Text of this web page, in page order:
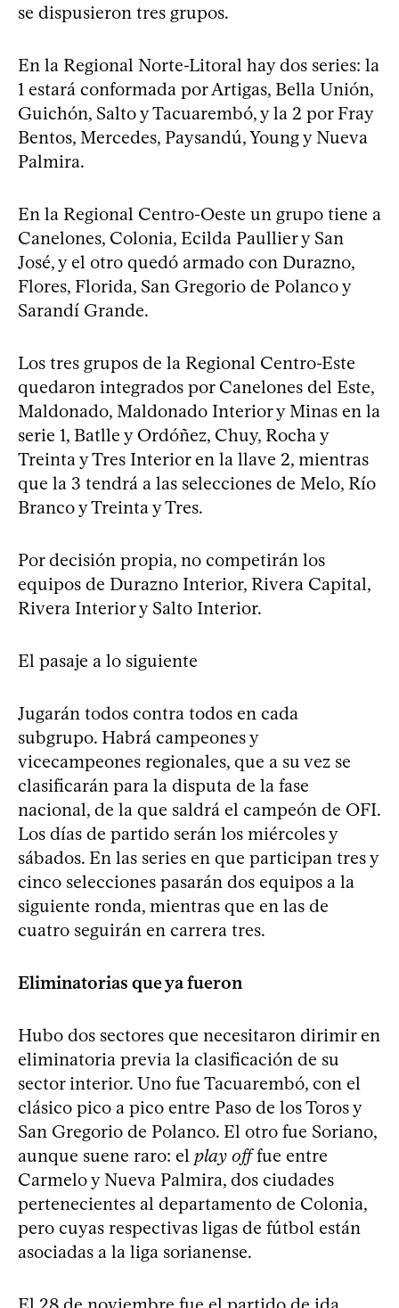
se dispusieron tres grupos.
En la Regional Norte-Litoral hay dos series: la
1 estará conformada por Artigas, Bella Unión,
Guichón, Salto y Tacuarembó, y la 2 por Fray
Bentos, Mercedes, Paysandú, Young y Nueva
Palmira.
En la Regional Centro-Oeste un grupo tiene a
Canelones, Colonia, Ecilda Paullier y San
José, y el otro quedó armado con Durazno,
Flores, Florida, San Gregorio de Polanco y
Sarandí Grande.
Los tres grupos de la Regional Centro-Este
quedaron integrados por Canelones del Este,
Maldonado, Maldonado Interior y Minas en la
serie 1, Batlle y Ordóñez, Chuy, Rocha y
Treinta y Tres Interior en la llave 2, mientras
que la 3 tendrá a las selecciones de Melo, Río
Branco y Treinta y Tres.
Por decisión propia, no competirán los
equipos de Durazno Interior, Rivera Capital,
Rivera Interior y Salto Interior.
El pasaje a lo siguiente
Jugarán todos contra todos en cada
subgrupo. Habrá campeones y
vicecampeones regionales, que a su vez se
clasificarán para la disputa de la fase
nacional, de la que saldrá el campeón de OFI.
Los días de partido serán los miércoles y
sábados. En las series en que participan tres y
cinco selecciones pasarán dos equipos a la
siguiente ronda, mientras que en las de
cuatro seguirán en carrera tres.
Eliminatorias que ya fueron
Hubo dos sectores que necesitaron dirimir en
eliminatoria previa la clasificación de su
sector interior. Uno fue Tacuarembó, con el
clásico pico a pico entre Paso de los Toros y
San Gregorio de Polanco. El otro fue Soriano,
aunque suene raro: el play offfue entre
Carmelo y Nueva Palmira, dos ciudades
pertenecientes al departamento de Colonia,
pero cuyas respectivas ligas de fútbol están
asociadas a la liga sorianense.